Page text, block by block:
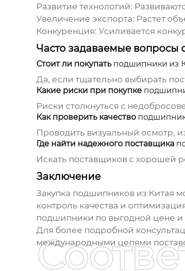
Развитие технологий:
Увеличение экспорта: Растет
Конкуренция: Усиливается
Часто задаваемые вопросы
Стоит ли покупать подшипники из
Да, если тщательно выбирать
Какие риски при покупке
Риски столкнуться с
Как проверить качество
Проводить визуальный осмотр,
Где найти надежного поставщика
Искать поставщиков с хорошей
Заключение
Закупка подшипников из Китая
контроль качества и
подшипники по выгодной цене
Для более подробной
международными цепями